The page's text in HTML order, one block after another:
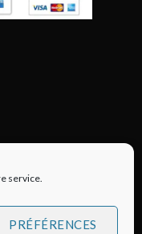
service.
PRÉFÉRENCES